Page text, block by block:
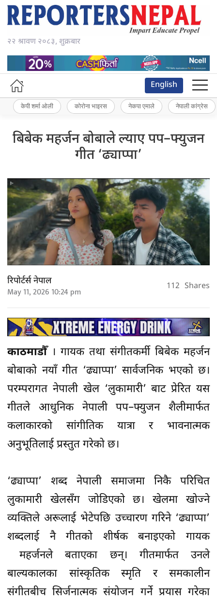
२२ श्रावण २०८३, शुक्रबार
English
केपी शर्मा ओली कोरोना भाइरस नेकपा एमाले नेपाली कांग्रेस
बिबेक महर्जन बोबाले ल्याए पप–फ्युजन
गीत ‘ढ्याप्पा’
रिपोर्टर्स नेपाल
May 11, 2026 10:24 pm 112 Shares
काठमाडौँ । गायक तथा संगीतकर्मी बिबेक महर्जन
बोबाको नयाँ गीत ‘ढ्याप्पा’ सार्वजनिक भएको छ।
परम्परागत नेपाली खेल ‘लुकामारी’ बाट प्रेरित यस
गीतले आधुनिक नेपाली पप–फ्युजन शैलीमार्फत
कलाकारको सांगीतिक यात्रा र भावनात्मक
अनुभूतिलाई प्रस्तुत गरेको छ।
‘ढ्याप्पा’ शब्द नेपाली समाजमा निकै परिचित
लुकामारी खेलसँग जोडिएको छ। खेलमा खोज्ने
व्यक्तिले अरूलाई भेटेपछि उच्चारण गरिने ‘ढ्याप्पा’
शब्दलाई नै गीतको शीर्षक बनाइएको गायक
महर्जनले बताएका छन्। गीतमार्फत उनले
बाल्यकालका सांस्कृतिक स्मृति र समकालीन
संगीतबीच सिर्जनात्मक संयोजन गर्ने प्रयास गरेका